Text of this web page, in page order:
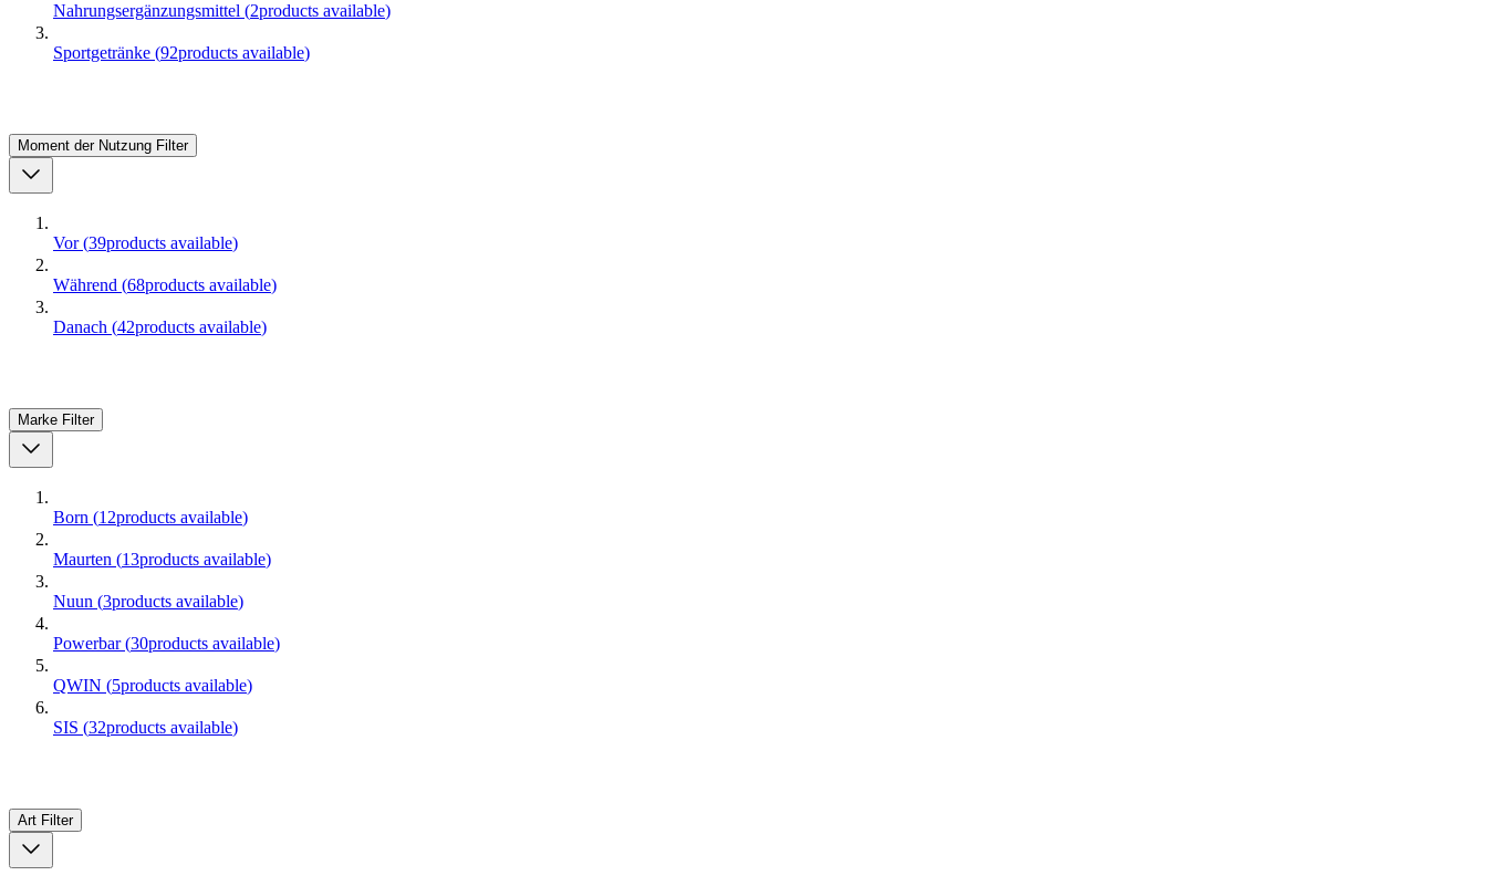
Nahrungsergänzungsmittel (2products available)
Sportgetränke (92products available)
Moment der Nutzung Filter
Vor (39products available)
Während (68products available)
Danach (42products available)
Marke Filter
Born (12products available)
Maurten (13products available)
Nuun (3products available)
Powerbar (30products available)
QWIN (5products available)
SIS (32products available)
Art Filter